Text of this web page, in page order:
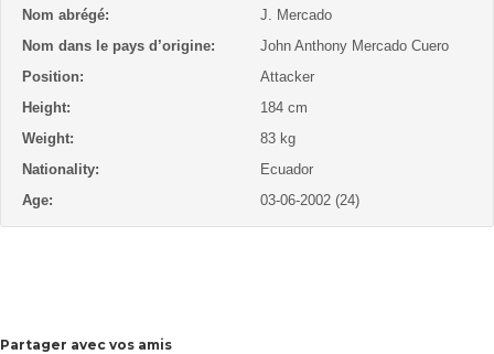
Nom abrégé:
J. Mercado
Nom dans le pays d’origine:
John Anthony Mercado Cuero
Position:
Attacker
Height:
184 cm
Weight:
83 kg
Nationality:
Ecuador
Age:
03-06-2002 (24)
Partager avec vos amis